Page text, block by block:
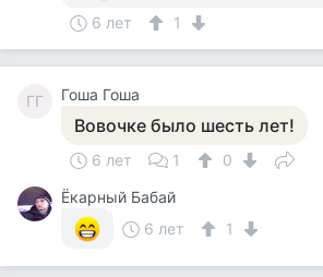
6 лет 1
ГГ Гоша Гоша
Вовочке было шесть лет!
6 лет 1
0
Ёкарный Бабай
6 лет
1